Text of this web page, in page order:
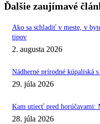
Ďalšie zaujímavé
Ako sa schladiť v meste, v
tipov
2. augusta 2026
Nádherné prírodné kúpaliská
29. júla 2026
Kam utiecť pred horúčavami:
28. júla 2026